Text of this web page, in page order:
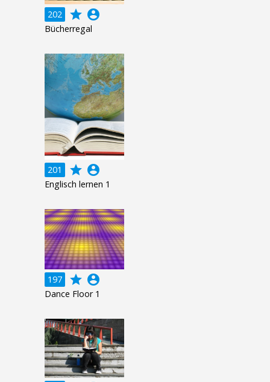
202 grade account_circle
Bücherregal
201 grade account_circle
Englisch lernen 1
197 grade account_circle
Dance Floor 1